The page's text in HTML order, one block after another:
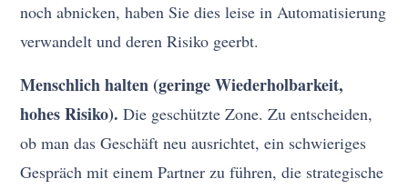
noch abnicken, haben Sie dies leise in Automatisierung
verwandelt und deren Risiko geerbt.
Menschlich halten (geringe Wiederholbarkeit,
hohes Risiko). Die geschützte Zone. Zu entscheiden,
ob man das Geschäft neu ausrichtet, ein schwieriges
Gespräch mit einem Partner zu führen, die strategische